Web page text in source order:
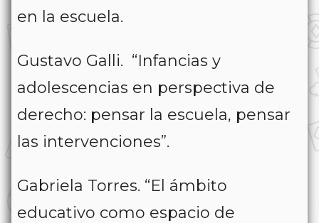
en la escuela.
Gustavo Galli. “Infancias y
adolescencias en perspectiva de
derecho: pensar la escuela, pensar
las intervenciones”.
Gabriela Torres. “El ámbito
educativo como espacio de